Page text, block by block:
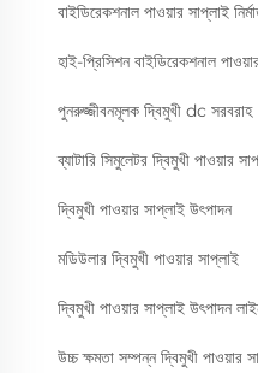
বাইডিরেকশনাল পাওয়ার সাপ্লাই
হাই-প্রিসিশন বাইডিরেকশনাল
পুনরুজ্জীবনমূলক দ্বিমুখী dc সরবরাহ
ব্যাটারি সিমুলেটর দ্বিমুখী পাওয়ার
দ্বিমুখী পাওয়ার সাপ্লাই উৎপাদন
মডিউলার দ্বিমুখী পাওয়ার সাপ্লাই
দ্বিমুখী পাওয়ার সাপ্লাই উৎপাদন
উচ্চ ক্ষমতা সম্পন্ন দ্বিমুখী পাওয়ার